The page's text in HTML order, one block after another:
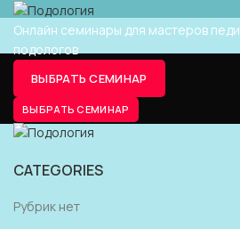
Онлайн семинары для мастеров
подологов
ВЫБРАТЬ СЕМИНАР
ВЫБРАТЬ СЕМИНАР
ABOUT
ГЛАВНАЯ ABOUT
CATEGORIES
Рубрик нет